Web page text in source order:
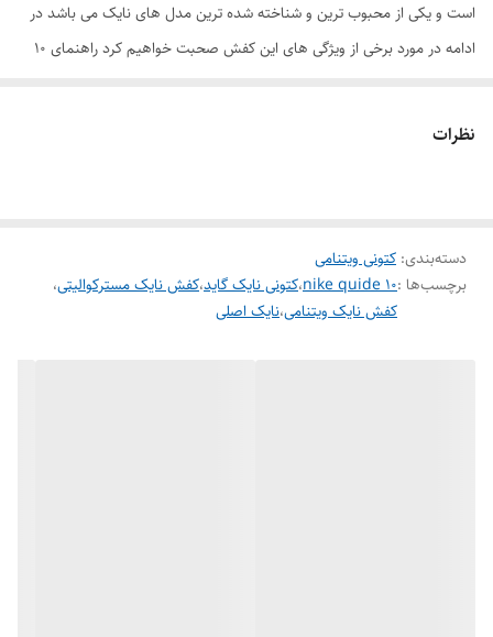
است و یکی از محبوب ترین و شناخته شده ترین مدل های نایک می باشد در
ادامه در مورد برخی از ویژگی های این کفش صحبت خواهیم کرد راهنمای 10
نخی اطمینان حاصل می کند که استفاده آسانی دارد.
نظرات
دسته‌بندی: کتونی ویتنامی
برچسب‌ها :nike quide 10،کتونی نایک گاید،کفش نایک مسترکوالیتی،
کفش نایک ویتنامی،نایک اصلی